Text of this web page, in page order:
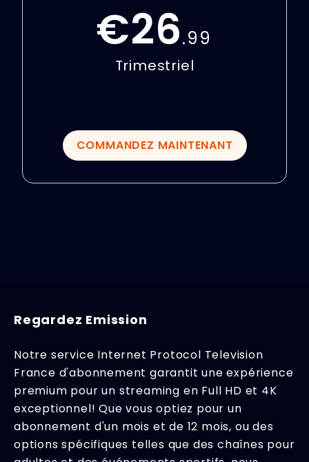
€26.99
Trimestriel
COMMANDEZ MAINTENANT
Regardez Emission
Notre service Internet Protocol Television
France d'abonnement garantit une expérience
premium pour un streaming en Full HD et 4K
exceptionnel! Que vous optiez pour un
abonnement d'un mois et de 12 mois, ou des
options spécifiques telles que des chaînes pour